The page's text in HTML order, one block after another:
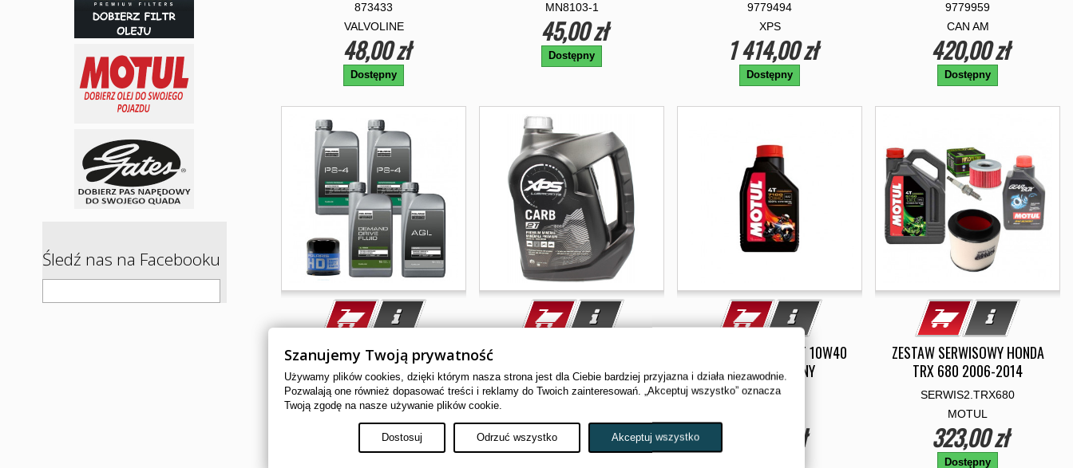
Śledź nas na Facebooku
873433
VALVOLINE
48,00 zł
Dostępny
MN8103-1
45,00 zł
Dostępny
9779494
XPS
1 414,00 zł
Dostępny
9779959
CAN AM
420,00 zł
Dostępny
ZESTAW OLEJOWY POLARIS
SPORTSMAN RANGER...
POLARIS-OILSET-OEMS
654,00 zł
PREMIUM MINERALNY 3,785L
779277
215,00 zł
OLEJ MOTUL 7100 4T 10W40
1L SYNTETYCZNY
7140094
68,00 zł
ZESTAW SERWISOWY HONDA
TRX 680 2006-2014
SERWIS2.TRX680
MOTUL
323,00 zł
Dostępny
Szanujemy Twoją prywatność
Używamy plików cookies, dzięki którym nasza strona jest dla Ciebie bardziej przyjazna i działa niezawodnie.
Pozwalają one również dopasować treści i reklamy do Twoich zainteresowań. „Akceptuj wszystko” oznacza
Twoją zgodę na nasze używanie plików cookie.
Dostosuj Odrzuć wszystko Akceptuj wszystko